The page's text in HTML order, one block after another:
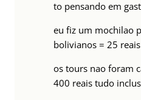
to pensando em
eu fiz um mochilao
bolivianos = 25
os tours nao foram
400 reais tudo